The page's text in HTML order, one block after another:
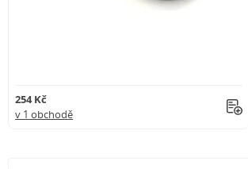
254 Kč
v 1 obchodě